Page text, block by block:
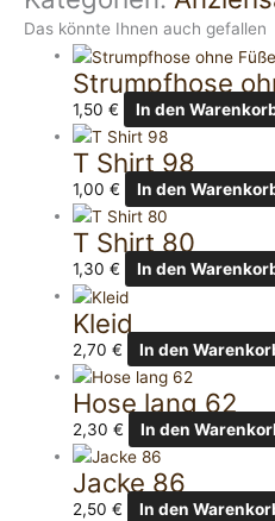
Das könnte Ihnen auch gefallen
Strumpfhose
1,50€ In den
T Shirt 98
1,00€ In den
T Shirt 80
1,30€ In den
Kleid
2,70€ In den
Hose lang 62
2,30€ In den
Jacke 86
2,50€ In den